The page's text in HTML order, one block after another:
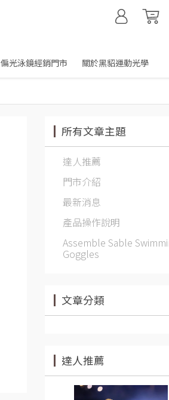
偏光泳鏡經銷門市 關於黑貂運動光學
所有文章主題
達人推薦
門市介紹
最新消息
產品操作說明
Assemble Sable
Goggles
文章分類
達人推薦